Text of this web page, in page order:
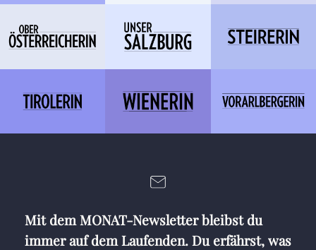
Mit dem MONAT-Newsletter bleibst du
immer auf dem Laufenden. Du erfährst, was